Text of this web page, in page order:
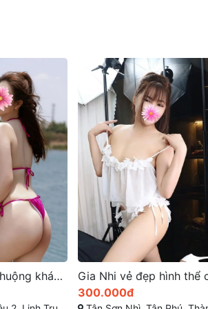
Gia Nhi vẻ đẹp hình thể còn sở hữu tính cách dịu dàng
350.000đ